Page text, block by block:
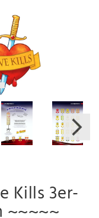
Kills 3er-
~~~~~